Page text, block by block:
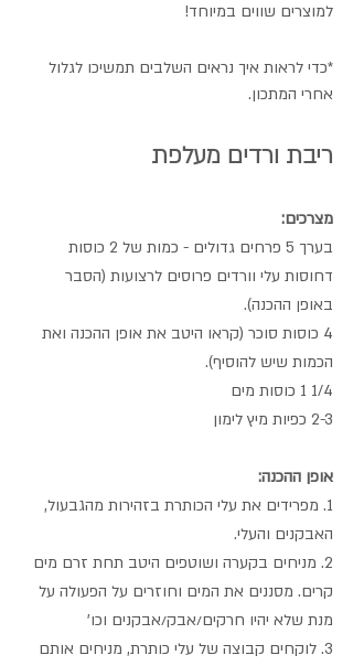
למוצרים שווים במיוחד!
*כדי לראות איך נראים השלבים תמשיכו לגלול
אחרי המתכון.
ריבת ורדים מעלפת
מצרכים:
בערך 5 פרחים גדולים - כמות של 2 כוסות
דחוסות עלי וורדים פרוסים לרצועות (הסבר
באופן ההכנה).
4 כוסות סוכר (קראו היטב את אופן ההכנה ואת
הכמות שיש להוסיף).
1/4 1 כוסות מים
2-3 כפיות מיץ לימון
אופן ההכנה:
1. מפרידים את עלי הכותרת בזהירות מהגבעול,
האבקנים והעלי.
2. מניחים בקערה ושוטפים היטב תחת זרם מים
קרים. מסננים את המים וחוזרים על הפעולה על
מנת שלא יהיו חרקים/אבק/אבקנים וכו'
3. לוקחים קבוצה של עלי כותרת, מניחים אותם